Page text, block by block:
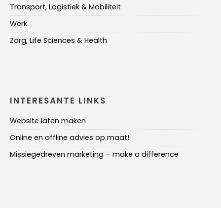
Transport, Logistiek & Mobiliteit
Werk
Zorg, Life Sciences & Health
INTERESANTE LINKS
Website laten maken
Online en offline advies op maat!
Missiegedreven marketing – make a difference